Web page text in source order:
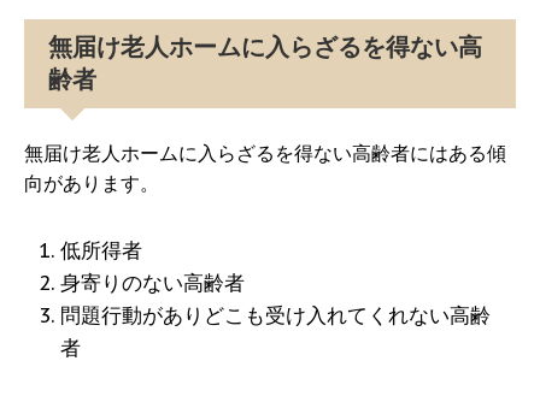
無届け老人ホームに入らざるを得ない高
齢者
無届け老人ホームに入らざるを得ない高齢者にはある傾
向があります。
低所得者
身寄りのない高齢者
問題行動がありどこも受け入れてくれない高齢
者